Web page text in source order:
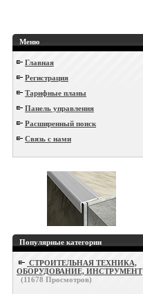
Меню
Главная
Регистрация
Тарифные планы
Панель управления
Расширенный поиск
Связь с нами
Популярные категории
СТРОИТЕЛЬНАЯ ТЕХНИКА,
ОБОРУДОВАНИЕ, ИНСТРУМЕНТ
(11678 Просмотров)